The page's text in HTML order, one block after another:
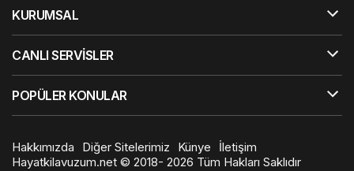
KURUMSAL
CANLI SERVİSLER
POPÜLER KONULAR
Hakkımızda Diğer Sitelerimiz Künye
İletişim
Hayatkilavuzum.net © 2018- 2026 Tüm Hakları Saklıdır